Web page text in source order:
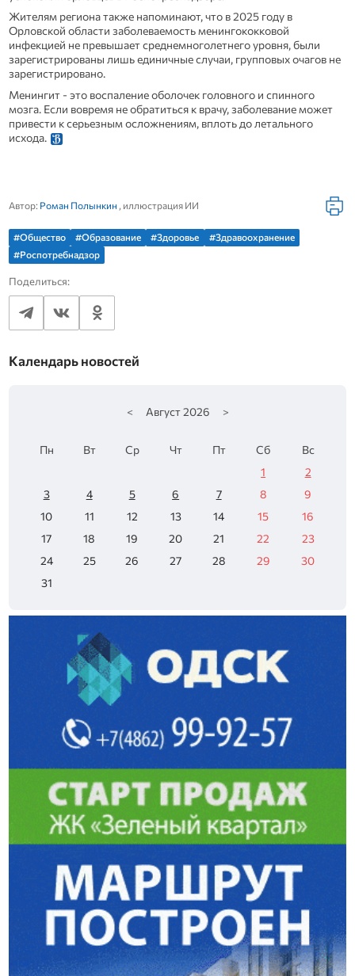
Жителям региона также напоминают, что в 2025 году в
Орловской области заболеваемость менингококковой
инфекцией не превышает среднемноголетнего уровня, были
зарегистрированы лишь единичные случаи, групповых очагов не
зарегистрировано.
Менингит - это воспаление оболочек головного и спинного
мозга. Если вовремя не обратиться к врачу, заболевание может
привести к серьезным осложнениям, вплоть до летального
исхода.
Автор: Роман Полынкин , иллюстрация ИИ
#Общество #Образование #Здоровье
#Здравоохранение
#Роспотребнадзор
Поделиться:
Календарь новостей
< Август 2026 >
Пн Вт Ср Чт Пт Сб
Вс
1
2
3
4 5 6 7 8
9
10
11 12 13 14 15
16
17
18 19 20 21 22
23
24
25 26 27 28 29
30
31